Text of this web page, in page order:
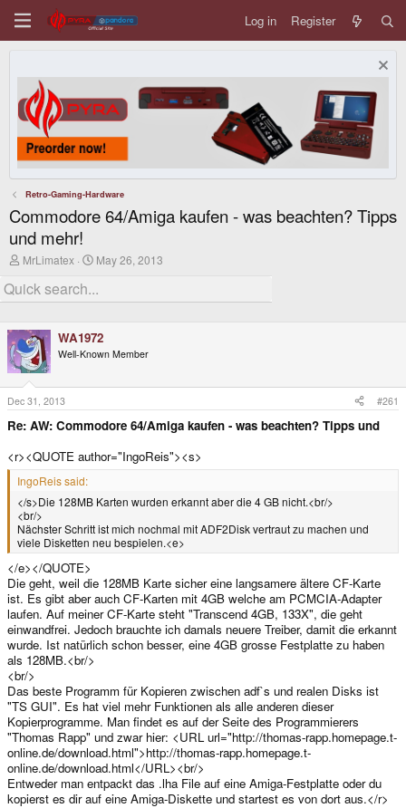
Log in Register
Retro-Gaming-Hardware
Commodore 64/Amiga kaufen - was beachten? Tipps
und mehr!
T
r
e
d
s
t
a
e
r
MrLimatex
S
r
a
t
May 26, 2013
WA1972
Well-Known Member
Dec 31, 2013 #261
Re: AW: Commodore 64/Amiga kaufen - was beachten? Tipps und
<r><QUOTE author="IngoReis"><s>
IngoReis said:
</s>Die 128MB Karten wurden erkannt aber die 4 GB nicht.<br/>
<br/>
Nächster Schritt ist mich nochmal mit ADF2Disk vertraut zu machen und
viele Disketten neu bespielen.<e>
</e></QUOTE>
Die geht, weil die 128MB Karte sicher eine langsamere ältere CF-Karte
ist. Es gibt aber auch CF-Karten mit 4GB welche am PCMCIA-Adapter
laufen. Auf meiner CF-Karte steht "Transcend 4GB, 133X", die geht
einwandfrei. Jedoch brauchte ich damals neuere Treiber, damit die erkannt
wurde. Ist natürlich schon besser, eine 4GB grosse Festplatte zu haben
als 128MB.<br/>
<br/>
Das beste Programm für Kopieren zwischen adf`s und realen Disks ist
"TS GUI". Es hat viel mehr Funktionen als alle anderen dieser
Kopierprogramme. Man findet es auf der Seite des Programmierers
"Thomas Rapp" und zwar hier: <URL url="http://thomas-rapp.homepage.t-
online.de/download.html">http://thomas-rapp.homepage.t-
online.de/download.html</URL><br/>
Entweder man entpackt das .lha File auf eine Amiga-Festplatte oder du
kopierst es dir auf eine Amiga-Diskette und startest es von dort aus.</r>